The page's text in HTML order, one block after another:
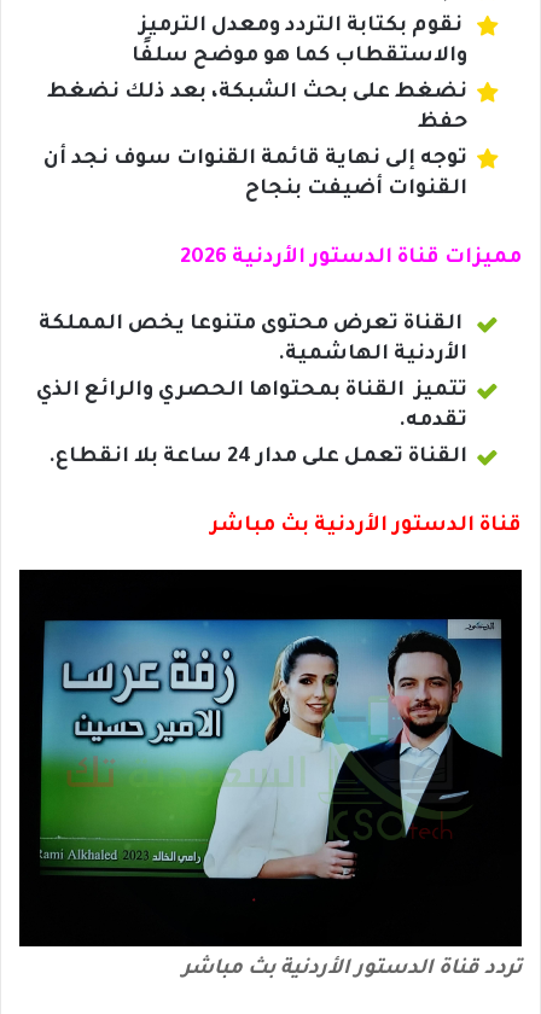
نقوم بكتابة التردد ومعدل الترميز
والاستقطاب كما هو موضح سلفًا
نضغط على بحث الشبكة، بعد ذلك نضغط
حفظ
توجه إلى نهاية قائمة القنوات سوف نجد أن
القنوات أضيفت بنجاح
مميزات قناة الدستور الأردنية 2026
القناة تعرض محتوى متنوعا يخص المملكة
الأردنية الهاشمية.
تتميز القناة بمحتواها الحصري والرائع الذي
تقدمه.
القناة تعمل على مدار 24 ساعة بلا انقطاع.
قناة الدستور الأردنية بث مباشر
تردد قناة الدستور الأردنية بث مباشر